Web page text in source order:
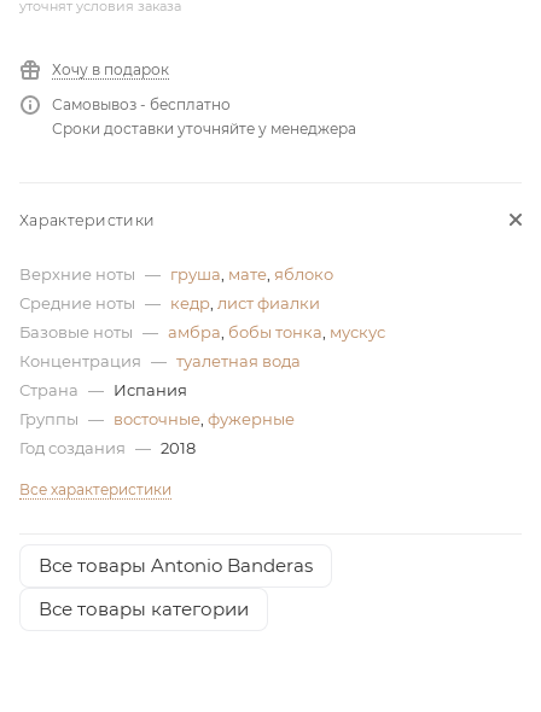
уточнят условия заказа
Хочу в подарок
Самовывоз - бесплатно
Сроки доставки уточняйте у менеджера
Характеристики
Верхние ноты — груша мате яблоко
Средние ноты — кедр лист фиалки
Базовые ноты — амбра бобы тонка мускус
Концентрация — туалетная вода
Страна — Испания
Группы — восточные фужерные
Год создания — 2018
Все характеристики
Все товары Antonio Banderas
Все товары категории